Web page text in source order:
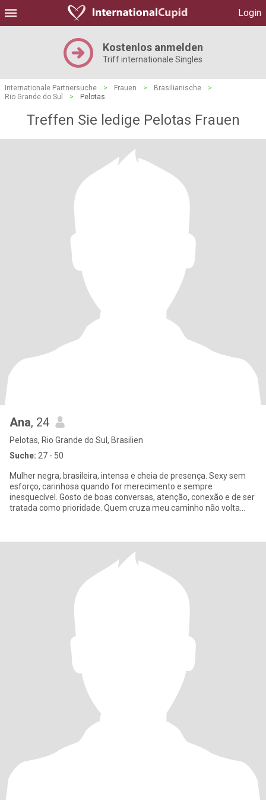
Login
Kostenlos anmelden
Triff internationale Singles
Internationale Partnersuche > Frauen > Brasilianische
>
Rio Grande do Sul
> Pelotas
Treffen Sie ledige Pelotas Frauen
Ana, 24
Pelotas, Rio Grande do Sul, Brasilien
Suche: 27 - 50
Mulher negra, brasileira, intensa e cheia de presença. Sexy sem
esforço, carinhosa quando for merecimento e sempre
inesquecível. Gosto de boas conversas, atenção, conexão e de ser
tratada como prioridade. Quem cruza meu caminho não volta